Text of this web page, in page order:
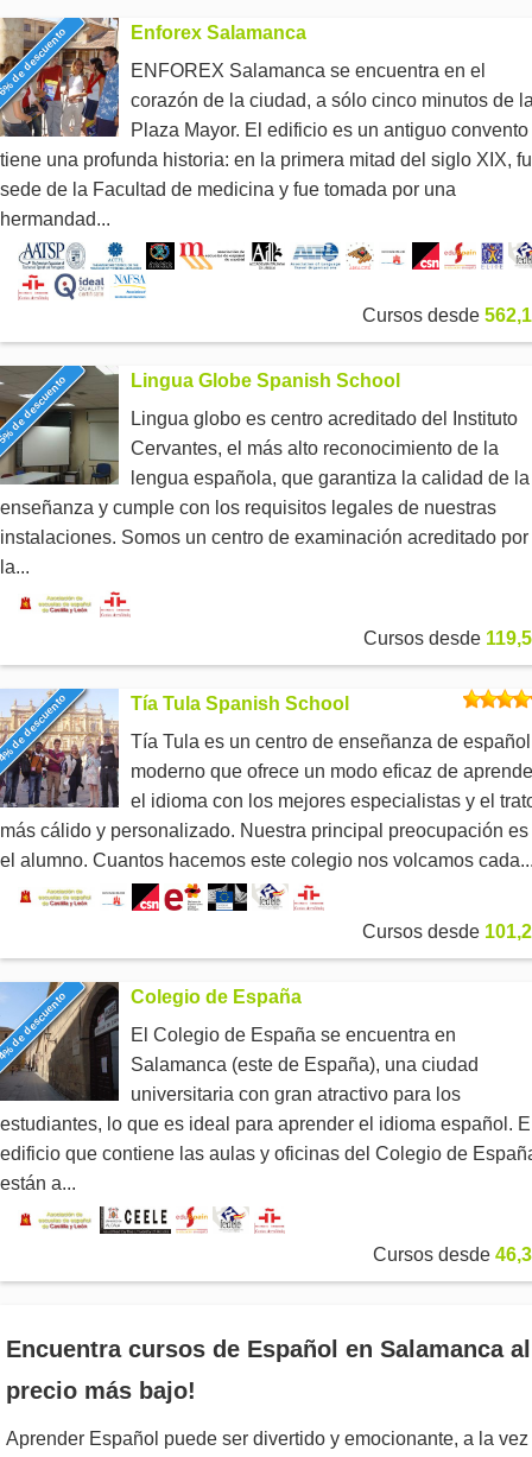
descuento
Enforex Salamanca
ENFOREX Salamanca se encuentra en el
corazón de la ciudad, a sólo cinco minutos de
Plaza Mayor. El edificio es un antiguo convento
tiene una profunda historia: en la primera mitad del siglo XIX,
sede de la Facultad de medicina y fue tomada por una
hermandad...
Cursos desde
descuento
Lingua Globe Spanish School
Lingua globo es centro acreditado del Instituto
Cervantes, el más alto reconocimiento de la
lengua española, que garantiza la calidad de la
enseñanza y cumple con los requisitos legales de nuestras
instalaciones. Somos un centro de examinación acreditado por
la...
Cursos desde
descuento
Tía Tula Spanish School
Tía Tula es un centro de enseñanza de español
moderno que ofrece un modo eficaz de
el idioma con los mejores especialistas y el
más cálido y personalizado. Nuestra principal preocupación es
el alumno. Cuantos hacemos este colegio nos volcamos
Cursos desde
descuento
Colegio de España
El Colegio de España se encuentra en
Salamanca (este de España), una ciudad
universitaria con gran atractivo para los
estudiantes, lo que es ideal para aprender el idioma español.
edificio que contiene las aulas y oficinas del Colegio de
están a...
Cursos desde
Encuentra cursos de Español en Salamanca al
precio más bajo!
Aprender Español puede ser divertido y emocionante, a la vez